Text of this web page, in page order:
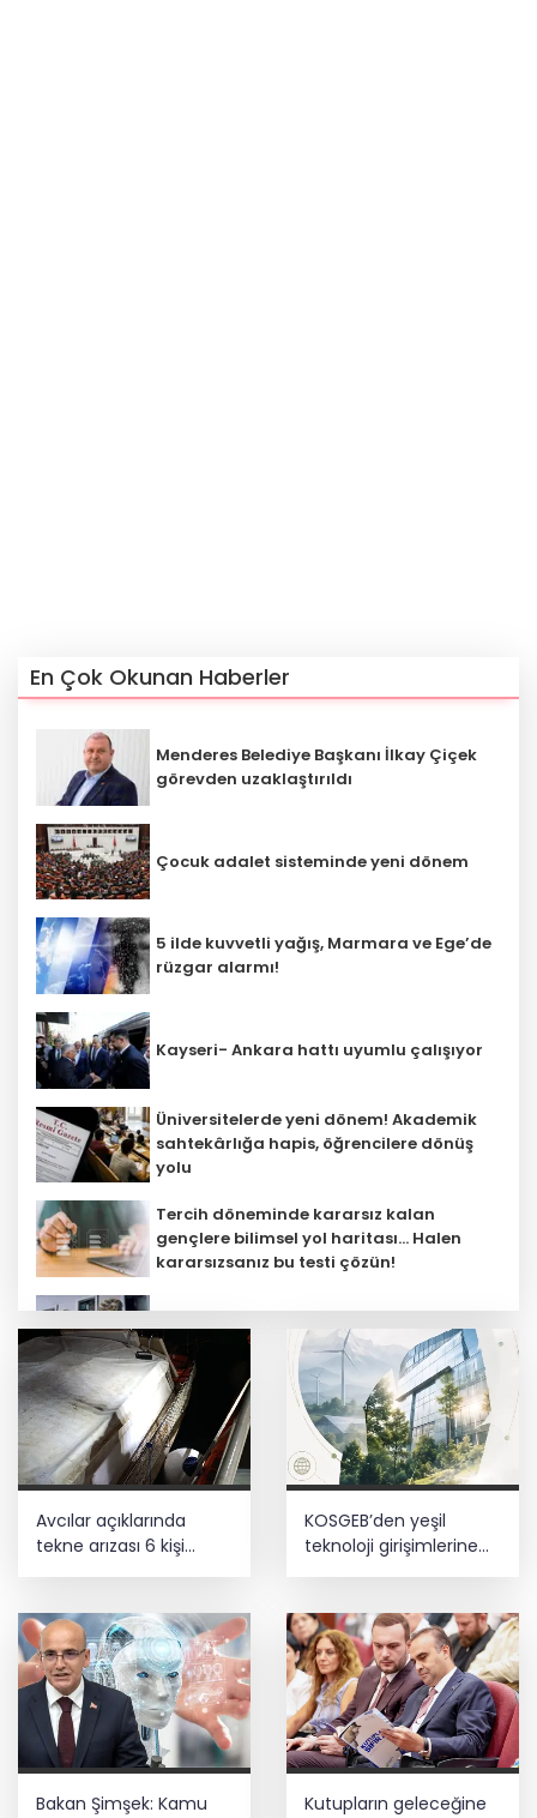
En Çok Okunan Haberler
Menderes Belediye Başkanı İlkay Çiçek
görevden uzaklaştırıldı
Çocuk adalet sisteminde yeni dönem
5 ilde kuvvetli yağış, Marmara ve Ege’de
rüzgar alarmı!
Kayseri- Ankara hattı uyumlu çalışıyor
Üniversitelerde yeni dönem! Akademik
sahtekârlığa hapis, öğrencilere dönüş
yolu
Tercih döneminde kararsız kalan
gençlere bilimsel yol haritası... Halen
kararsızsanız bu testi çözün!
Detaylar belli oldu
CHP İstanbul’da yeni katılımlar... Gürsel
Tekin: Birlikte başaracağız
Büyükelçiliklerde değişim... 4 ülkeye yeni
atama
oldu
Avcılar açıklarında
tekne arızası 6 kişi
KOSGEB’den yeşil
teknoloji girişimlerine
Bakan Şimşek: Kamu
Kutupların geleceğine